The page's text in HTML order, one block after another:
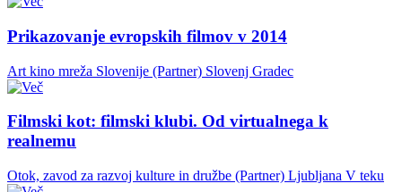
Prikazovanje evropskih filmov v 2014
Art kino mreža Slovenije (Partner) Slovenj Gradec
Filmski kot: filmski klubi. Od virtualnega k
realnemu
Otok, zavod za razvoj kulture in družbe (Partner) Ljubljana V teku